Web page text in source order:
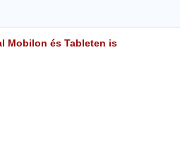
Mobilon és Tableten is